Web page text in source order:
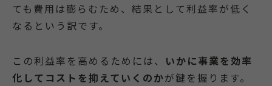
ても費用は膨らむため、結果として利益率が低く
なるという訳です。
この利益率を高めるためには、 いかに事業を効率
化してコストを抑えていくのかが鍵を握ります。